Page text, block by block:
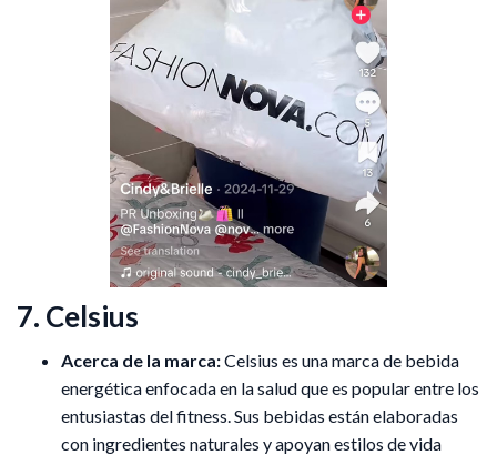
7. Celsius
Acerca de la marca:Celsius es una marca de bebida
energética enfocada en la salud que es popular entre los
entusiastas del fitness. Sus bebidas están elaboradas
con ingredientes naturales y apoyan estilos de vida